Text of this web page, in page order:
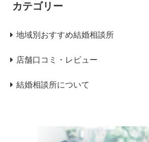
カテゴリー
地域別おすすめ結婚相談所
店舗口コミ・レビュー
結婚相談所について